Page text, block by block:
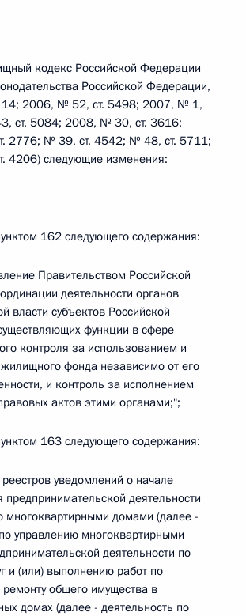
кодекс Российской Федерации
Российской Федерации,
2006, № 52, ст. 5498; 2007, № 1,
ст. 5084; 2008, № 30, ст. 3616;
2776; № 39, ст. 4542; № 48, ст. 5711;
4206) следующие изменения:
162 следующего содержания:
Правительством Российской
деятельности органов
власти субъектов Российской
функции в сфере
контроля за использованием и
фонда независимо от его
и контроль за исполнением
актов этими органами;";
163 следующего содержания:
уведомлений о начале
предпринимательской деятельности
многоквартирными домами (далее -
управлению многоквартирными
деятельности по
и (или) выполнению работ по
общего имущества в
домах (далее - деятельность по